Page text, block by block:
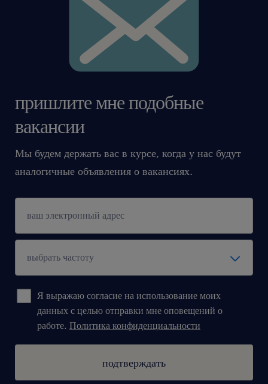
пришлите мне подобные
вакансии
Мы будем держать вас в курсе, когда у нас будут
аналогичные объявления о вакансиях.
Я выражаю согласие на использование моих
данных с целью отправки мне оповещений о
работе. Политика конфиденциальности
подтверждать